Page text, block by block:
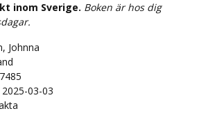
inom Sverige. Boken är hos dig
Johnna
03-03